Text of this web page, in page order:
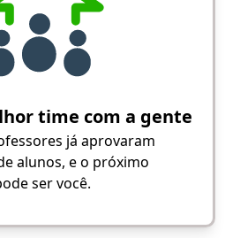
time com a gente
já aprovaram
alunos, e o próximo
ser você.